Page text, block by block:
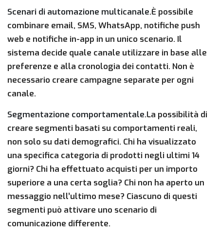
Scenari di automazione multicanale.È possibile
combinare email, SMS, WhatsApp, notifiche push
web e notifiche in-app in un unico scenario. Il
sistema decide quale canale utilizzare in base alle
preferenze e alla cronologia dei contatti. Non è
necessario creare campagne separate per ogni
canale.
Segmentazione comportamentale.La possibilità di
creare segmenti basati su comportamenti reali,
non solo su dati demografici. Chi ha visualizzato
una specifica categoria di prodotti negli ultimi 14
giorni? Chi ha effettuato acquisti per un importo
superiore a una certa soglia? Chi non ha aperto un
messaggio nell’ultimo mese? Ciascuno di questi
segmenti può attivare uno scenario di
comunicazione differente.